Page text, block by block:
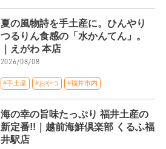
夏の風物詩を手土産に。ひんやり
つるりん食感の「水かんてん」。
｜えがわ 本店
2026/08/08
#手土産 #おやつ #福井市内
海の幸の旨味たっぷり 福井土産の
新定番!!｜越前海鮮倶楽部 くるふ福
井駅店